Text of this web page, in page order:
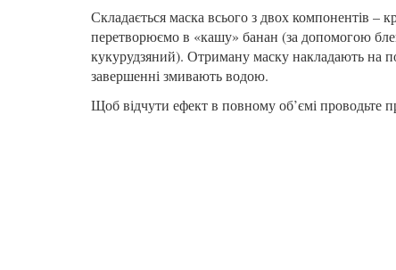
Складається маска всього з двох компонентів –
перетворюємо в «кашу» банан (за допомогою
кукурудзяний). Отриману маску накладають на
завершенні змивають водою.
Щоб відчути ефект в повному об’ємі проводьте